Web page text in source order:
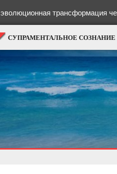
эволюционная трансформация
СУПРАМЕНТАЛЬНОЕ СОЗНАНИЕ